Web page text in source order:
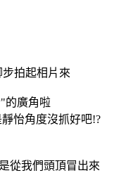
拍起相片來
的廣角啦
怡角度沒抓好吧!?
從我們頭頂冒出來